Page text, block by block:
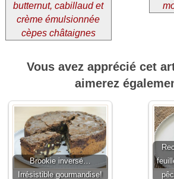
butternut, cabillaud et
crème émulsionnée
cèpes châtaignes
Vous avez apprécié cet
aimerez
Brookie inversé…
Irrésistible gourmandise!